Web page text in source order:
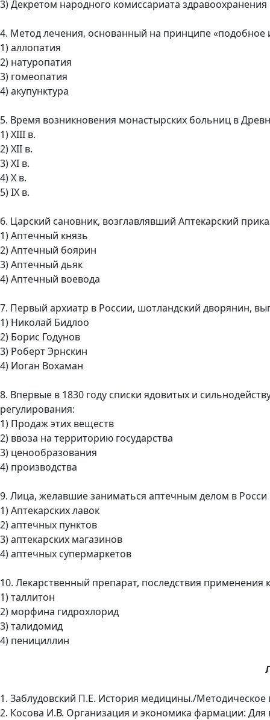
3) Декретом народного комиссариата
4. Метод лечения, основанный на принципе «подобное
1) аллопатия
2) натуропатия
3) гомеопатия
4) акупунктура
5. Время возникновения монастырских больниц в
1) XIII в.
2) XII в.
3) XI в.
4) Х в.
5) IX в.
6. Царский сановник, возглавлявший Аптекарский
1) Аптечный князь
2) Аптечный боярин
3) Аптечный дьяк
4) Аптечный воевода
7. Первый архиатр в России, шотландский дворянин,
1) Николай Бидлоо
2) Борис Годунов
3) Роберт Эрнскин
4) Иоган Вохаман
8. Впервые в 1830 году списки ядовитых и
регулирования:
1) Продаж этих веществ
2) ввоза на территорию государства
3) ценообразования
4) производства
9. Лица, желавшие заниматься аптечным делом в
1) Аптекарских лавок
2) аптечных пунктов
3) аптекарских магазинов
4) аптечных супермаркетов
10. Лекарственный препарат, последствия применения
1) таллитон
2) морфина гидрохлорид
3) талидомид
4) пенициллин
1. Заблудовский П.Е. История медицины./
2. Косова И.В. Организация и экономика фармации: Для